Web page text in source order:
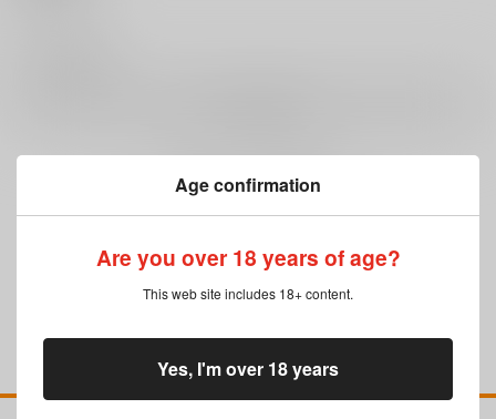
まだレビューはありません
Age confirmation
Are you over 18 years of age?
This web site includes 18+ content.
Yes, I'm over 18 years